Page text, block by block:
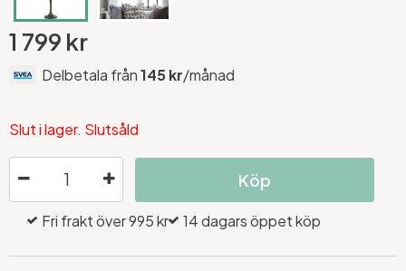
1 799 kr
Delbetala från145 kr/månad
Slut i lager. Slutsåld
Köp
Fri frakt över 995 kr 14 dagars öppet köp